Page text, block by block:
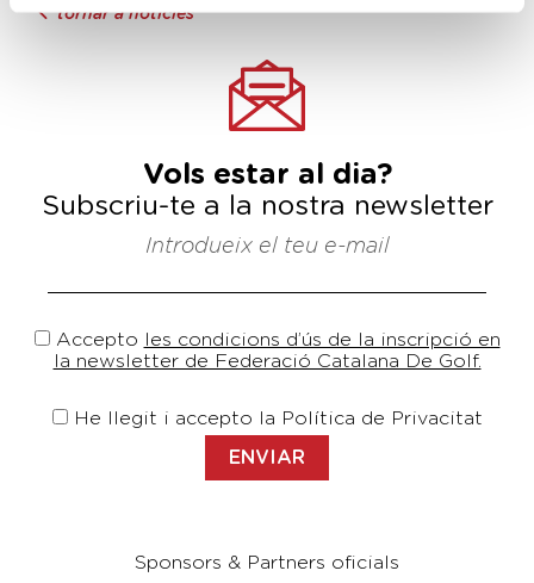
tornar a notícies
Vols estar al dia?
Subscriu-te a la nostra newsletter
Introdueix el teu e-mail
Accepto les condicions d’ús de la inscripció en
la newsletter de Federació Catalana De Golf.
He llegit i accepto la Política de Privacitat
Sponsors & Partners oficials